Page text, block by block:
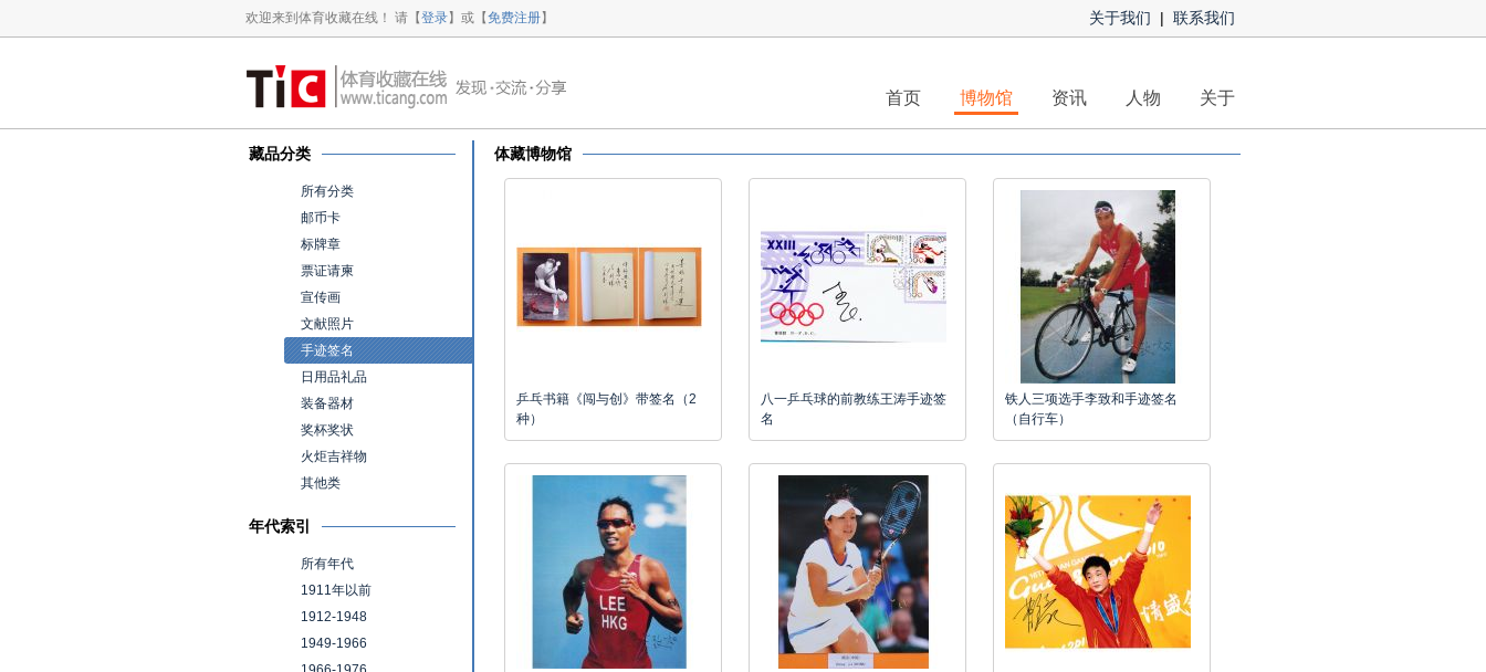
欢迎来到体育收藏在线！ 请【登录】或【免费注册】 关于我们 | 联系我们
首页 博物馆 资讯 人物 关于
藏品分类
所有分类
邮币卡
标牌章
票证请柬
宣传画
文献照片
手迹签名
日用品礼品
装备器材
奖杯奖状
火炬吉祥物
其他类
年代索引
所有年代
1911年以前
1912-1948
1949-1966
体藏博物馆
乒乓书籍《闯与创》带签名（2
种）
八一乒乓球的前教练王涛手迹签
名
铁人三项选手李致和手迹签名
（自行车）